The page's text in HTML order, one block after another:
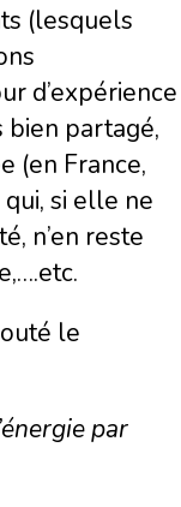
(lesquels
d’expérience
partagé,
(en France,
si elle ne
n’en reste
le
par